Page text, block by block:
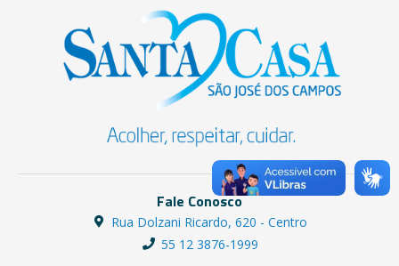
Fale Conosco
Rua Dolzani Ricardo, 620 - Centro
55 12 3876-1999